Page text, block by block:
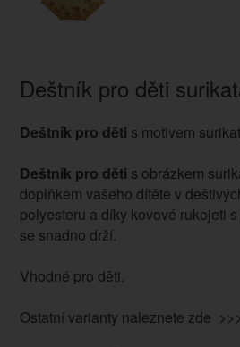
Deštník pro děti
Deštník pro děti s motivem
Deštník pro děti s obrázkem
doplňkem vašeho dítěte v
polyesteru a díky kovové rukojeti
se snadno drží.
Vhodné pro děti.
Ostatní varianty naleznete zde >>>